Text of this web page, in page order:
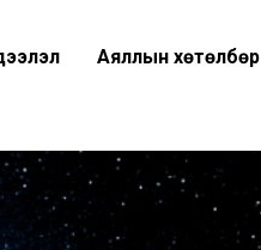
Аяллын хөтөлбөр